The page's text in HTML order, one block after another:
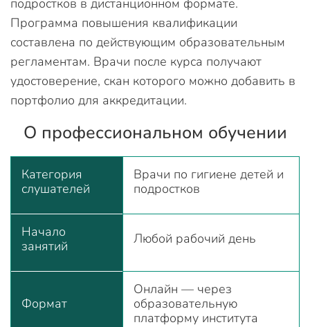
Программа повышения квалификации
составлена по действующим образовательным
регламентам. Врачи после курса получают
удостоверение, скан которого можно добавить в
портфолио для аккредитации.
О профессиональном обучении
Категория
слушателей
Врачи по гигиене детей и
подростков
Начало
занятий
Любой рабочий день
Формат
Онлайн — через
образовательную
платформу института